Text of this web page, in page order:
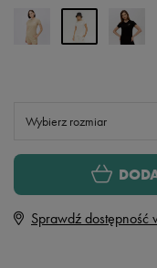
Wybierz rozmiar
S
Sprawdź dostępność